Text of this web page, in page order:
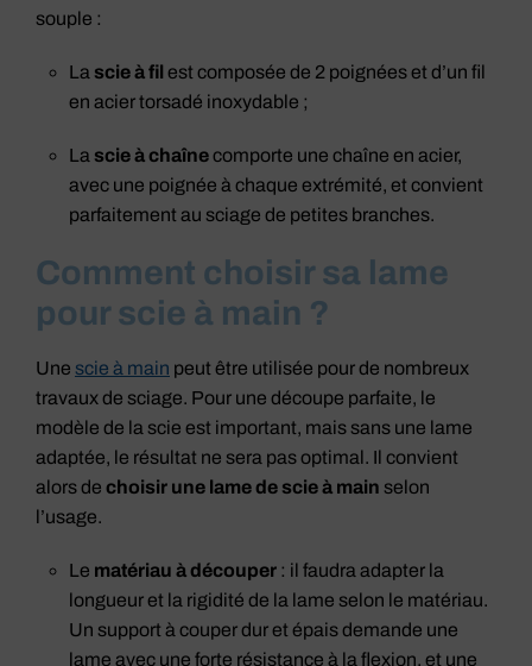
souple :
La scie à fil est composée de 2 poignées et d’un fil
en acier torsadé inoxydable ;
La scie à chaînecomporte une chaîne en acier,
avec une poignée à chaque extrémité, et convient
parfaitement au sciage de petites branches.
Comment choisir sa lame
pour scie à main ?
Une scie à main peut être utilisée pour de nombreux
travaux de sciage. Pour une découpe parfaite, le
modèle de la scie est important, mais sans une lame
adaptée, le résultat ne sera pas optimal. Il convient
alors de choisir une lame de scie à main selon
l’usage.
Le matériau à découper : il faudra adapter la
longueur et la rigidité de la lame selon le matériau.
Un support à couper dur et épais demande une
lame avec une forte résistance à la flexion, et une